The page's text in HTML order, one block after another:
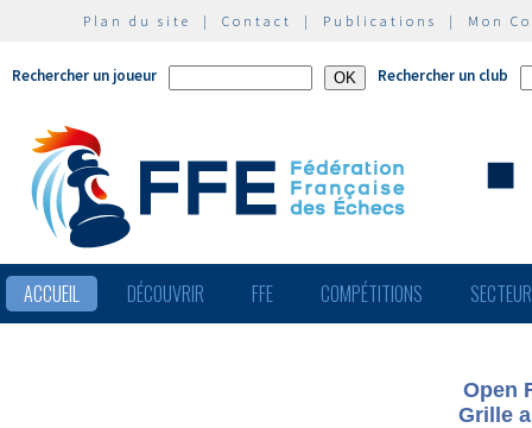
Plan du site | Contact | Publications | Mon
Rechercher un joueur Rechercher un club
ACCUEIL DÉCOUVRIR FFE COMPÉTITIONS
Open
Grille